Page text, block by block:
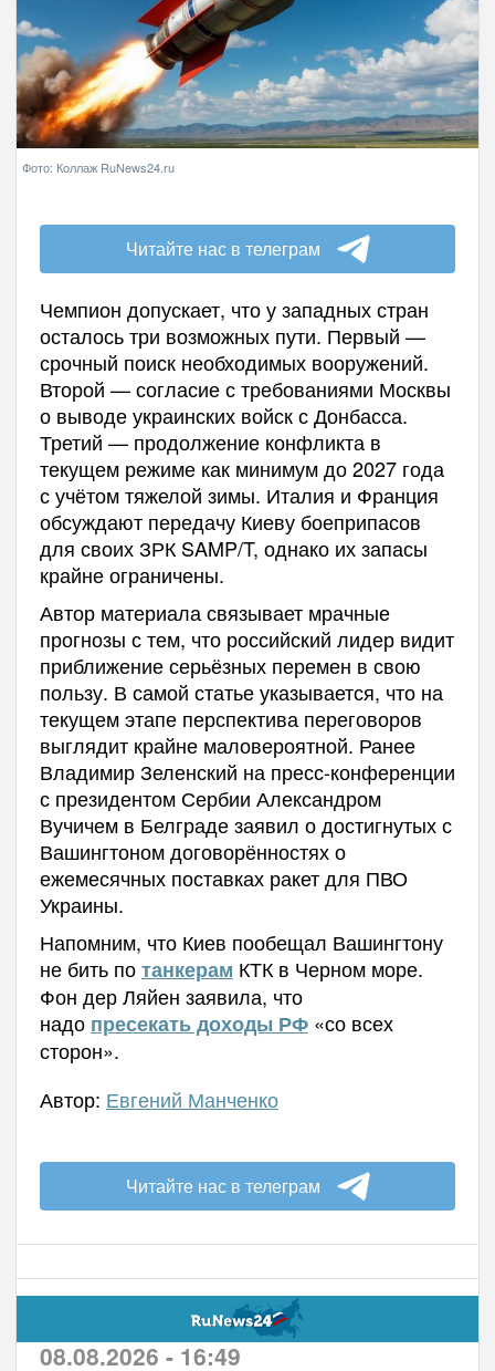
Фото: Коллаж RuNews24.ru
Читайте нас в телеграм
Чемпион допускает, что у западных стран
осталось три возможных пути. Первый —
срочный поиск необходимых вооружений.
Второй — согласие с требованиями Москвы
о выводе украинских войск с Донбасса.
Третий — продолжение конфликта в
текущем режиме как минимум до 2027 года
с учётом тяжелой зимы. Италия и Франция
обсуждают передачу Киеву боеприпасов
для своих ЗРК SAMP/T, однако их запасы
крайне ограничены.
Автор материала связывает мрачные
прогнозы с тем, что российский лидер видит
приближение серьёзных перемен в свою
пользу. В самой статье указывается, что на
текущем этапе перспектива переговоров
выглядит крайне маловероятной. Ранее
Владимир Зеленский на пресс-конференции
с президентом Сербии Александром
Вучичем в Белграде заявил о достигнутых с
Вашингтоном договорённостях о
ежемесячных поставках ракет для ПВО
Украины.
Напомним, что Киев пообещал Вашингтону
не бить потанкерам КТК в Черном море.
Фон дер Ляйен заявила, что
надо пресекать доходы РФ«со всех
сторон».
Автор: Евгений Манченко
Читайте нас в телеграм
08.08.2026 - 16:49